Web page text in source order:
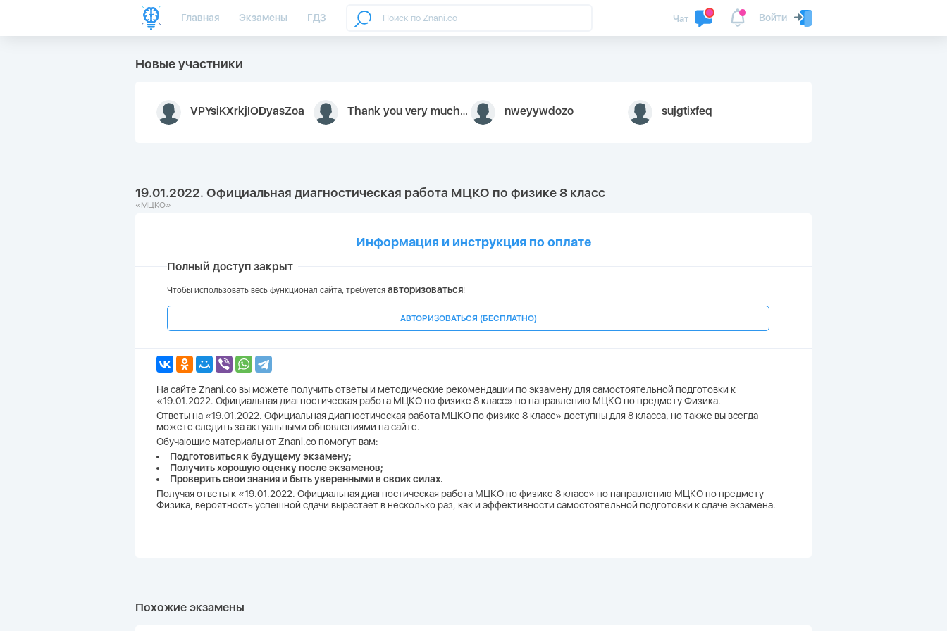
Главная Экзамены ГДЗ Войти
Чат
Новые участники
VPYsiKXrkjIODyasZoa Thank you very much for your inquiry We appreciate you 9126052 https://youtube.com faceapple ! nweyywdozo sujgtixfeq
19.01.2022. Официальная диагностическая работа МЦКО по физике 8 класс
«МЦКО»
Информация и инструкция по оплате
Полный доступ закрыт
Чтобы использовать весь функционал сайта, требуется авторизоваться!
АВТОРИЗОВАТЬСЯ (БЕСПЛАТНО)
На сайте Znani.co вы можете получить ответы и методические рекомендации по экзамену для самостоятельной подготовки к
«19.01.2022. Официальная диагностическая работа МЦКО по физике 8 класс» по направлению МЦКО по предмету Физика.
Ответы на «19.01.2022. Официальная диагностическая работа МЦКО по физике 8 класс» доступны для 8 класса, но также вы всегда
можете следить за актуальными обновлениями на сайте.
Обучающие материалы от Znani.co помогут вам:
Подготовиться к будущему экзамену;
Получить хорошую оценку после экзаменов;
Проверить свои знания и быть уверенными в своих силах.
Получая ответы к «19.01.2022. Официальная диагностическая работа МЦКО по физике 8 класс» по направлению МЦКО по предмету
Физика, вероятность успешной сдачи вырастает в несколько раз, как и эффективности самостоятельной подготовки к сдаче экзамена.
Похожие экзамены